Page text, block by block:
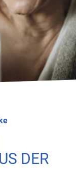
DER